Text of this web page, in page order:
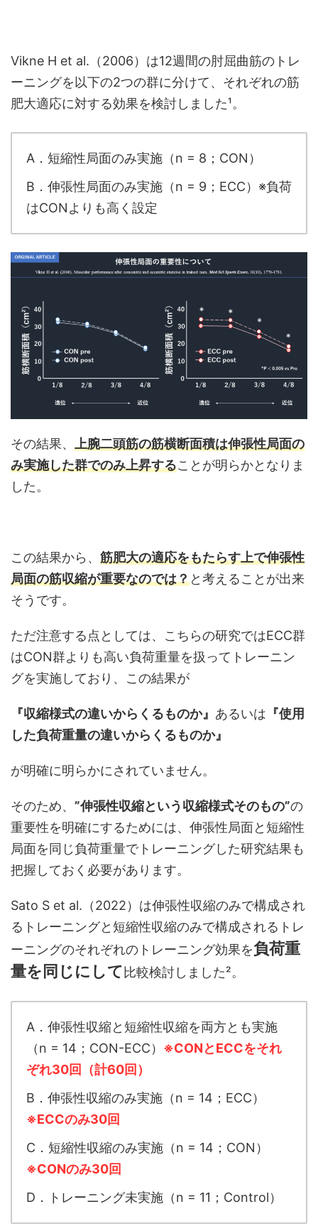
Vikne H et al.（2006）は12週間の肘屈曲筋のトレ
ーニングを以下の2つの群に分けて、それぞれの筋
肥大適応に対する効果を検討しました¹。
A．短縮性局面のみ実施（n = 8；CON）
B．伸張性局面のみ実施（n = 9；ECC）※負荷
はCONよりも高く設定
その結果、 上腕二頭筋の筋横断面積は伸張性局面の
み実施した群でのみ上昇することが明らかとなりま
した。
この結果から、 筋肥大の適応をもたらす上で伸張性
局面の筋収縮が重要なのでは？と考えることが出来
そうです。
ただ注意する点としては、こちらの研究ではECC群
はCON群よりも高い負荷重量を扱ってトレーニン
グを実施しており、この結果が
『収縮様式の違いからくるものか』 あるいは 『使用
した負荷重量の違いからくるものか』
が明確に明らかにされていません。
そのため、 ”伸張性収縮という収縮様式そのもの”の
重要性を明確にするためには、伸張性局面と短縮性
局面を同じ負荷重量でトレーニングした研究結果も
把握しておく必要があります。
Sato S et al.（2022）は伸張性収縮のみで構成され
るトレーニングと短縮性収縮のみで構成されるトレ
ーニングのそれぞれのトレーニング効果を負荷重
量を同じにして比較検討しました²。
A．伸張性収縮と短縮性収縮を両方とも実施
（n = 14；CON-ECC） ※CONとECCをそれ
ぞれ30回（計60回）
B．伸張性収縮のみ実施（n = 14；ECC）
※ECCのみ30回
C．短縮性収縮のみ実施（n = 14；CON）
※CONのみ30回
D．トレーニング未実施（n = 11；Control）